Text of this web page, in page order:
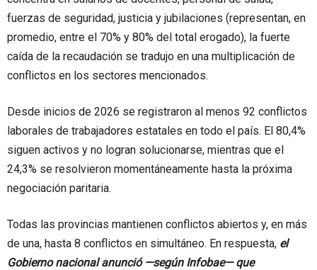
fuerzas de seguridad, justicia y jubilaciones (representan, en
promedio, entre el 70% y 80% del total erogado), la fuerte
caída de la recaudación se tradujo en una multiplicación de
conflictos en los sectores mencionados.
Desde inicios de 2026 se registraron al menos 92 conflictos
laborales de trabajadores estatales en todo el país. El 80,4%
siguen activos y no logran solucionarse, mientras que el
24,3% se resolvieron momentáneamente hasta la próxima
negociación paritaria.
Todas las provincias mantienen conflictos abiertos y, en más
de una, hasta 8 conflictos en simultáneo. En respuesta, el
Gobierno nacional anunció —según Infobae— que